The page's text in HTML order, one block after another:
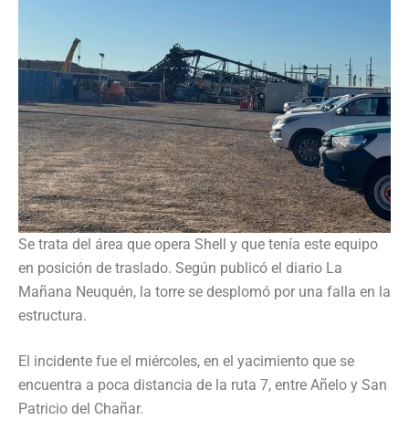
Se trata del área que opera Shell y que tenía este equipo
en posición de traslado. Según publicó el diario La
Mañana Neuquén, la torre se desplomó por una falla en la
estructura.
El incidente fue el miércoles, en el yacimiento que se
encuentra a poca distancia de la ruta 7, entre Añelo y San
Patricio del Chañar.